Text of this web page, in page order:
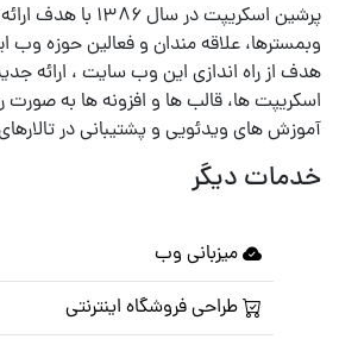
پرشین اسکریپت در سال
وبمسترها، علاقه مندان و فعالین حوزه وب
هدف از راه اندازی این وب سایت ، ارائه
اسکریپت ها، قالب ها و افزونه ها به صورت
آموزش های ویدئویی و پشتیبانی در
خدمات دیگر
میزبانی وب
طراحی فروشگاه اینترنتی